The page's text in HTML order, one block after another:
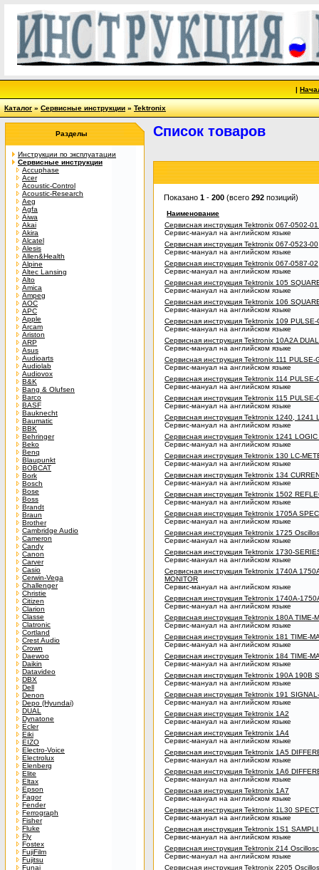
|
Каталог»Сервисные инструкции»Tektronix
Разделы
Инструкции по эксплуатации
Сервисные инструкции
Accuphase
Acer
Acoustic-Control
Acoustic-Research
Aeg
Agfa
Aiwa
Akai
Akira
Alcatel
Alesis
Allen&Health
Alpine
Altec Lansing
Alto
Amica
Ampeg
AOC
APC
Apple
Arcam
Ariston
ARP
Asus
Audioarts
Audiolab
Audiovox
B&K
Bang & Olufsen
Barco
BASF
Bauknecht
Baumatic
BBK
Behringer
Beko
Benq
Blaupunkt
BOBCAT
Bork
Bosch
Bose
Boss
Brandt
Braun
Brother
Cambridge Audio
Cameron
Candy
Canon
Carver
Casio
Cerwin-Vega
Challenger
Christie
Citizen
Clarion
Classe
Clatronic
Cortland
Crest Audio
Crown
Daewoo
Daikin
Datavideo
DBX
Dell
Denon
Depo (Hyundai)
DUAL
Dynatone
Ecler
Eiki
EIZO
Electro-Voice
Electrolux
Elenberg
Elite
Eltax
Epson
Fagor
Fender
Ferrograph
Fisher
Fluke
Fly
Fostex
FujiFilm
Fujitsu
Funai
Список товаров
Показано 1 - 200 (всего 292 позиций)
Наименование
Сервисная инструкция Tektronix 067-0502-
Сервис-мануал на английском языке
Сервисная инструкция Tektronix 067-0523-00
Сервис-мануал на английском языке
Сервисная инструкция Tektronix 067-0587-02
Сервис-мануал на английском языке
Сервисная инструкция Tektronix 105
Сервис-мануал на английском языке
Сервисная инструкция Tektronix 106
Сервис-мануал на английском языке
Сервисная инструкция Tektronix 109 PULSE-
Сервис-мануал на английском языке
Сервисная инструкция Tektronix 10A2A
Сервис-мануал на английском языке
Сервисная инструкция Tektronix 111 PULSE-
Сервис-мануал на английском языке
Сервисная инструкция Tektronix 114 PULSE-
Сервис-мануал на английском языке
Сервисная инструкция Tektronix 115 PULSE-
Сервис-мануал на английском языке
Сервисная инструкция Tektronix 1240, 1241
Сервис-мануал на английском языке
Сервисная инструкция Tektronix 1241 LOGIC
Сервис-мануал на английском языке
Сервисная инструкция Tektronix 130 LC-
Сервис-мануал на английском языке
Сервисная инструкция Tektronix 134
Сервис-мануал на английском языке
Сервисная инструкция Tektronix 1502
Сервис-мануал на английском языке
Сервисная инструкция Tektronix 1705A
Сервис-мануал на английском языке
Сервисная инструкция Tektronix 1725
Сервис-мануал на английском языке
Сервисная инструкция Tektronix 1730-
Сервис-мануал на английском языке
Сервисная инструкция Tektronix 1740A
MONITOR
Сервис-мануал на английском языке
Сервисная инструкция Tektronix 1740A-
Сервис-мануал на английском языке
Сервисная инструкция Tektronix 180A TIME-
Сервис-мануал на английском языке
Сервисная инструкция Tektronix 181 TIME-
Сервис-мануал на английском языке
Сервисная инструкция Tektronix 184 TIME-
Сервис-мануал на английском языке
Сервисная инструкция Tektronix 190A 190B
Сервис-мануал на английском языке
Сервисная инструкция Tektronix 191
Сервис-мануал на английском языке
Сервисная инструкция Tektronix 1A2
Сервис-мануал на английском языке
Сервисная инструкция Tektronix 1A4
Сервис-мануал на английском языке
Сервисная инструкция Tektronix 1A5
Сервис-мануал на английском языке
Сервисная инструкция Tektronix 1A6
Сервис-мануал на английском языке
Сервисная инструкция Tektronix 1A7
Сервис-мануал на английском языке
Сервисная инструкция Tektronix 1L30
Сервис-мануал на английском языке
Сервисная инструкция Tektronix 1S1
Сервис-мануал на английском языке
Сервисная инструкция Tektronix 214
Сервис-мануал на английском языке
Сервисная инструкция Tektronix 2205